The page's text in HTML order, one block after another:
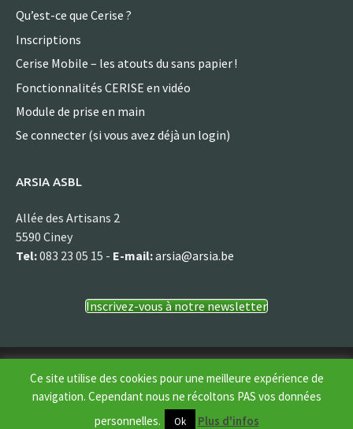
Qu’est-ce que Cerise ?
Inscriptions
Cerise Mobile – les atouts du sans papier !
Fonctionnalités CERISE en vidéo
Module de prise en main
Se connecter (si vous avez déjà un login)
ARSIA ASBL
Allée des Artisans 2
5590 Ciney
Tel:083 23 05 15 - E-mail:arsia@arsia.be
Inscrivez-vous à notre newsletter
Ce site utilise des cookies pour une meilleure expérience de
navigation. Cependant nous ne récoltons PAS vos données
personnelles.
Ok Plus d'infos